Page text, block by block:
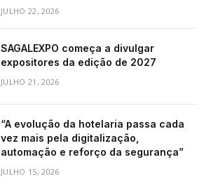
JULHO 22, 2026
SAGALEXPO começa a divulgar
expositores da edição de 2027
JULHO 21, 2026
“A evolução da hotelaria passa cada
vez mais pela digitalização,
automação e reforço da segurança”
JULHO 15, 2026